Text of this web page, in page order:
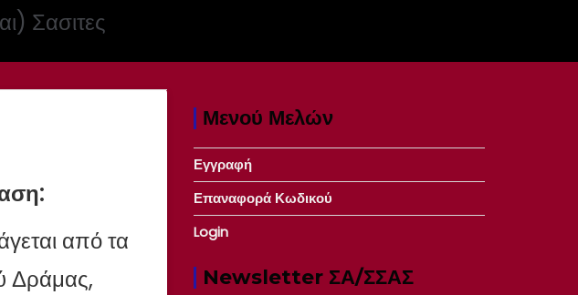
Σασιτες
από τα
Δράμας,
Μενού Μελών
Εγγραφή
Επαναφορά Κωδικού
Login
Newsletter ΣΑ/ΣΣΑΣ